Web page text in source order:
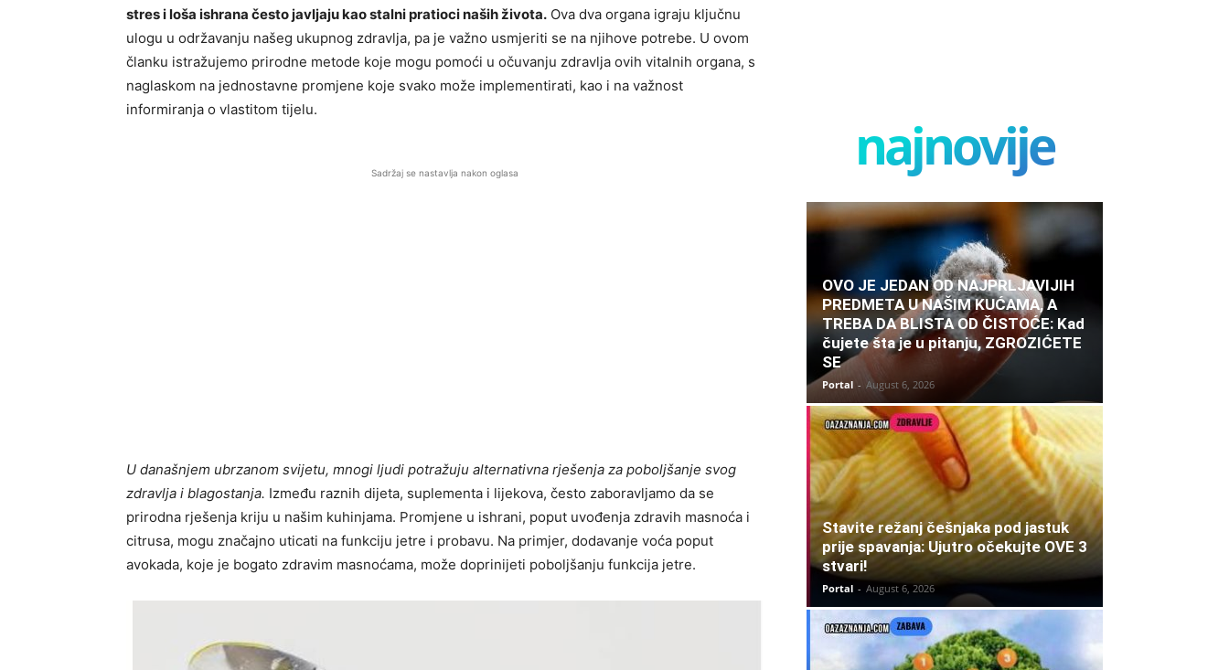
stres i loša ishrana često javljaju kao stalni pratioci naših života. Ova dva organa igraju ključnu
ulogu u održavanju našeg ukupnog zdravlja, pa je važno usmjeriti se na njihove potrebe. U ovom
članku istražujemo prirodne metode koje mogu pomoći u očuvanju zdravlja ovih vitalnih organa, s
naglaskom na jednostavne promjene koje svako može implementirati, kao i na važnost
informiranja o vlastitom tijelu.
Sadržaj se nastavlja nakon oglasa
U današnjem ubrzanom svijetu, mnogi ljudi potražuju alternativna rješenja za poboljšanje svog
zdravlja i blagostanja. Između raznih dijeta, suplementa i lijekova, često zaboravljamo da se
prirodna rješenja kriju u našim kuhinjama. Promjene u ishrani, poput uvođenja zdravih masnoća i
citrusa, mogu značajno uticati na funkciju jetre i probavu. Na primjer, dodavanje voća poput
avokada, koje je bogato zdravim masnoćama, može doprinijeti poboljšanju funkcija jetre.
najnovije
OVO JE JEDAN OD NAJPRLJAVIJIH
PREDMETA U NAŠIM KUĆAMA, A
TREBA DA BLISTA OD ČISTOĆE: Kad
čujete šta je u pitanju, ZGROZIĆETE
SE
Portal - August 6, 2026
Stavite režanj češnjaka pod jastuk
prije spavanja: Ujutro očekujte OVE 3
stvari!
Portal - August 6, 2026